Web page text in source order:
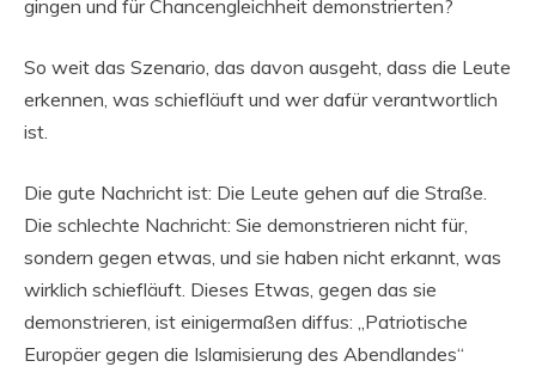
gingen und für Chancengleichheit demonstrierten?
So weit das Szenario, das davon ausgeht, dass die Leute
erkennen, was schiefläuft und wer dafür verantwortlich
ist.
Die gute Nachricht ist: Die Leute gehen auf die Straße.
Die schlechte Nachricht: Sie demonstrieren nicht für,
sondern gegen etwas, und sie haben nicht erkannt, was
wirklich schiefläuft. Dieses Etwas, gegen das sie
demonstrieren, ist einigermaßen diffus: „Patriotische
Europäer gegen die Islamisierung des Abendlandes“